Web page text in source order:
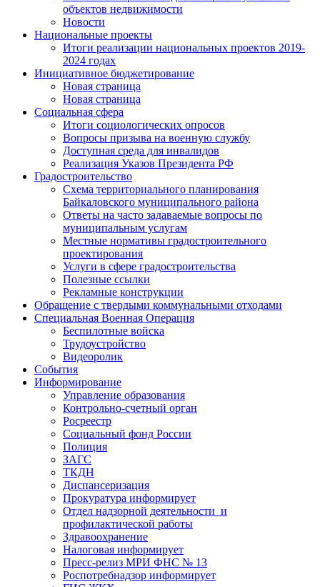
объектов недвижимости
Новости
Национальные проекты
Итоги реализации национальных проектов 2019-
2024 годах
Инициативное бюджетирование
Новая страница
Новая страница
Социальная сфера
Итоги социологических опросов
Вопросы призыва на военную службу
Доступная среда для инвалидов
Реализация Указов Президента РФ
Градостроительство
Схема территориального планирования
Байкаловского муниципального района
Ответы на часто задаваемые вопросы по
муниципальным услугам
Местные нормативы градостроительного
проектирования
Услуги в сфере градостроительства
Полезные ссылки
Рекламные конструкции
Обращение с твердыми коммунальными отходами
Специальная Военная Операция
Беспилотные войска
Трудоустройство
Видеоролик
События
Информирование
Управление образования
Контрольно-счетный орган
Росреестр
Социальный фонд России
Полиция
ЗАГС
ТКДН
Диспансеризация
Прокуратура информирует
Отдел надзорной деятельности и
профилактической работы
Здравоохранение
Налоговая информирует
Пресс-релиз МРИ ФНС № 13
Роспотребнадзор информирует